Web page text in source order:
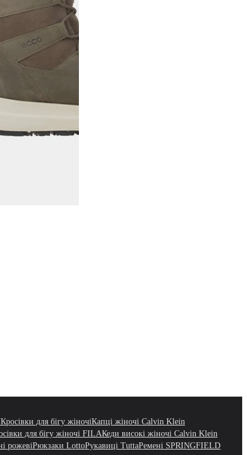
Кросівки для бігу жіночіКапці жіночі Calvin Klein
для бігу жіночі FILAКеди високі жіночі Calvin Klein
рожевіРюкзаки LottoРукавиці TuttaРемені SPRINGFIELD